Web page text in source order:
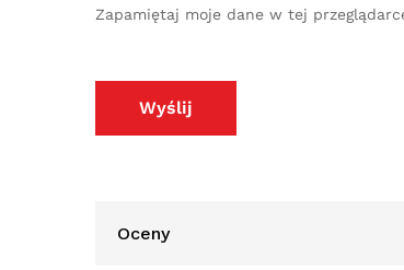
Zapamiętaj moje dane w tej
Oceny